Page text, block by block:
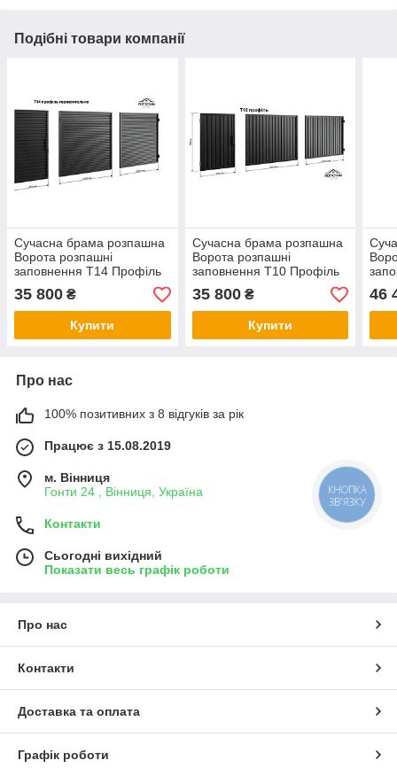
Подібні товари компанії
Сучасна брама розпашна
Ворота розпашні
заповнення Т14 Профіль
горизонтально Хвіртка
35 800 ₴
Купити
Сучасна брама розпашна
Ворота розпашні
заповнення Т10 Профіль
Хвіртка Розпашні ворота з
профнастилу
35 800₴
Купити
46
Про нас
100% позитивних з 8 відгуків за рік
Працює з 15.08.2019
м. Вінниця
Гонти 24 , Вінниця, Україна
Контакти
Сьогодні вихідний
Показати весь графік роботи
Про нас
Контакти
Доставка та оплата
Графік роботи
КНОПКА
ЗВ'ЯЗКУ